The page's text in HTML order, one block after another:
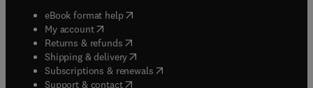
eBook format help( opens in new tab/window
My account( opens in new tab/window
Returns & refunds( opens in new tab/window
Shipping & delivery(opens in new tab/window
Subscriptions & renewals( opens in new tab/window
Support & contact( opens in new tab/window